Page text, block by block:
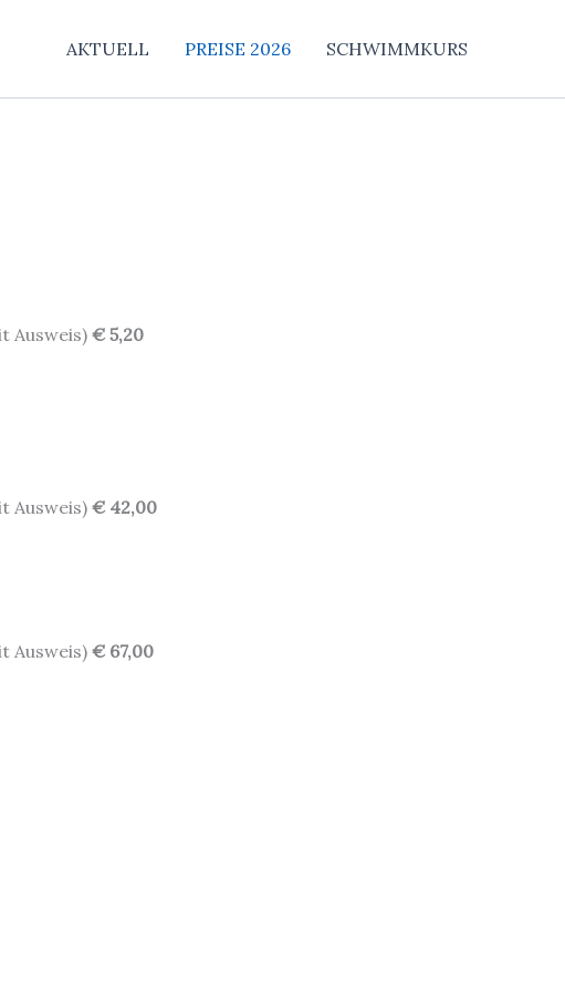
AKTUELL PREISE 2026 SCHWIMMKURS
Ausweis) € 5,20
Ausweis) € 42,00
Ausweis) € 67,00